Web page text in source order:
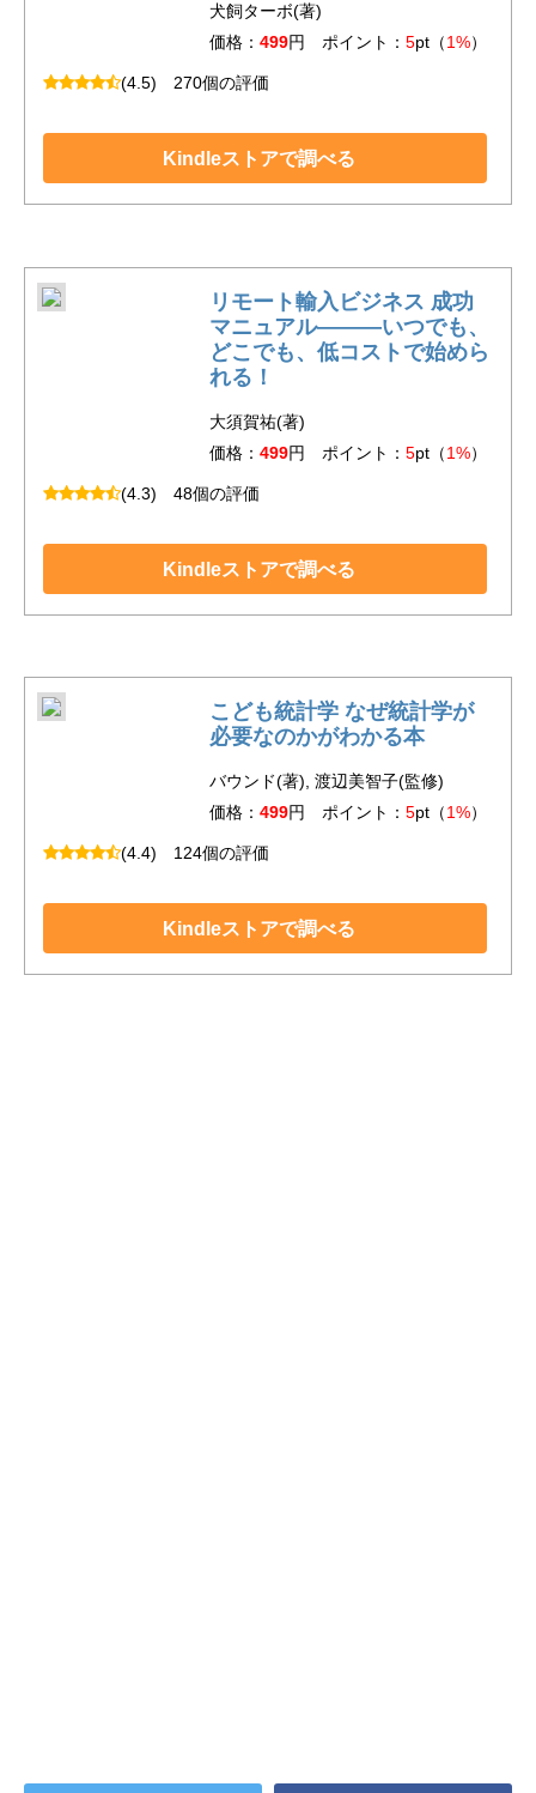
犬飼ターボ(著)
価格： 499円 ポイント： 5pt（1%）
(4.5) 270個の評価
Kindleストアで調べる
リモート輸入ビジネス 成功
マニュアル―――いつでも、
どこでも、低コストで始めら
れる！
大須賀祐(著)
価格： 499円 ポイント： 5pt（1%）
(4.3) 48個の評価
Kindleストアで調べる
こども統計学 なぜ統計学が
必要なのかがわかる本
バウンド(著), 渡辺美智子(監修)
価格： 499円 ポイント： 5pt（1%）
(4.4) 124個の評価
Kindleストアで調べる